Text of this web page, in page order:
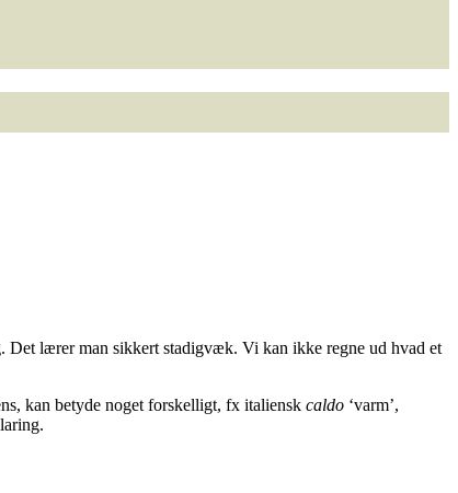
Det lærer man sikkert stadigvæk. Vi kan ikke regne ud hvad et
kan betyde noget forskelligt, fx italiensk caldo ‘varm’,